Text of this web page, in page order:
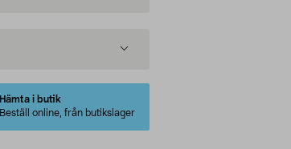
Hämta i butik
Beställ online, från butikslager